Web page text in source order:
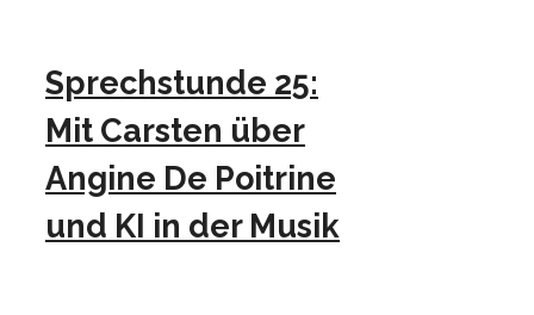
Sprechstunde 25:
Mit Carsten über
Angine De Poitrine
und KI in der Musik